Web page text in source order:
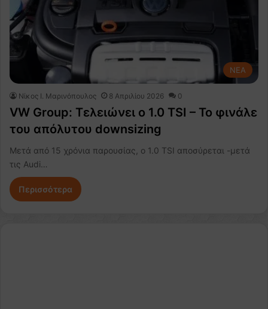
NEA
Nίκος Ι. Mαρινόπουλος 8 Απριλίου 2026 0
VW Group: Τελειώνει ο 1.0 TSI – Το φινάλε
του απόλυτου downsizing
Μετά από 15 χρόνια παρουσίας, ο 1.0 TSI αποσύρεται -μετά
τις Audi…
Περισσότερα